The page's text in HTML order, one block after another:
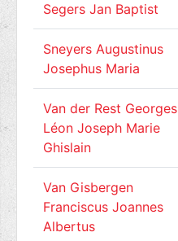
Segers Jan Baptist
Sneyers Augustinus
Josephus Maria
Van der Rest Georges
Léon Joseph Marie
Ghislain
Van Gisbergen
Franciscus Joannes
Albertus